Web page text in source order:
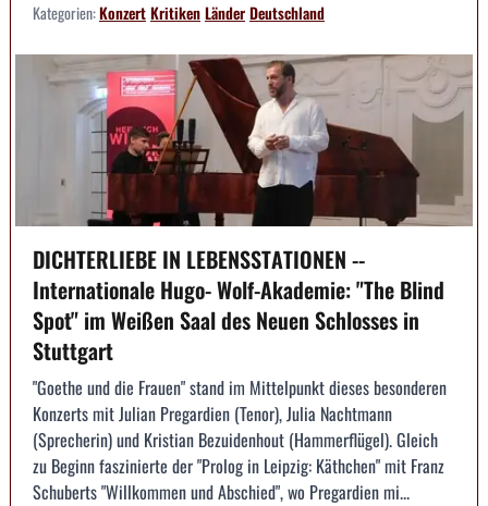
Kategorien:KonzertKritikenLänderDeutschland
DICHTERLIEBE IN LEBENSSTATIONEN --
Internationale Hugo- Wolf-Akademie: "The Blind
Spot" im Weißen Saal des Neuen Schlosses in
Stuttgart
"Goethe und die Frauen" stand im Mittelpunkt dieses besonderen
Konzerts mit Julian Pregardien (Tenor), Julia Nachtmann
(Sprecherin) und Kristian Bezuidenhout (Hammerflügel). Gleich
zu Beginn faszinierte der "Prolog in Leipzig: Käthchen" mit Franz
Schuberts "Willkommen und Abschied", wo Pregardien mi...